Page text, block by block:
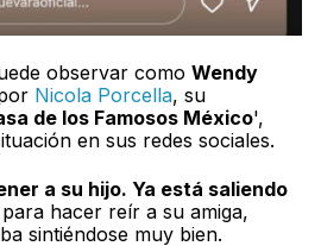
observar como Wendy
Nicola Porcella, su
de los Famosos México',
en sus redes sociales.
a su hijo. Ya está saliendo
hacer reír a su amiga,
sintiéndose muy bien.